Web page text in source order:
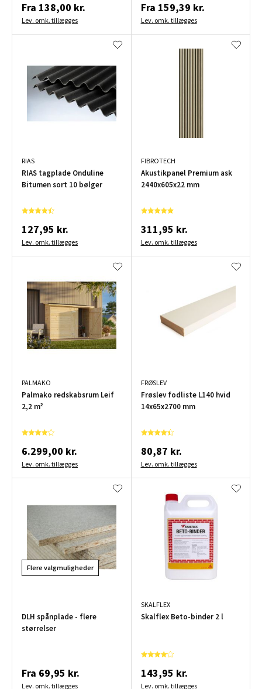
Fra 138,00 kr.
Lev. omk. tillægges
Fra 159,39 kr.
Lev. omk. tillægges
RIAS
RIAS tagplade Onduline
Bitumen sort 10 bølger
127,95 kr.
Lev. omk. tillægges
FIBROTECH
Akustikpanel Premium ask
2440x605x22 mm
311,95 kr.
Lev. omk. tillægges
PALMAKO
Palmako redskabsrum Leif
2,2 m²
6.299,00 kr.
Lev. omk. tillægges
FRØSLEV
Frøslev fodliste L140 hvid
14x65x2700 mm
80,87 kr.
Lev. omk. tillægges
Flere valgmuligheder
DLH spånplade - flere
størrelser
Fra 69,95 kr.
Lev. omk. tillægges
SKALFLEX
Skalflex Beto-binder 2 l
143,95 kr.
Lev. omk. tillægges